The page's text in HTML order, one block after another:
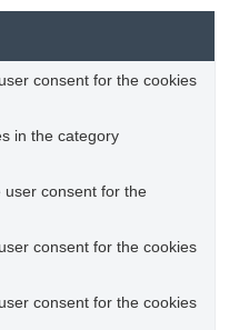
consent for the cookies
in the category
user consent for the
consent for the cookies
consent for the cookies